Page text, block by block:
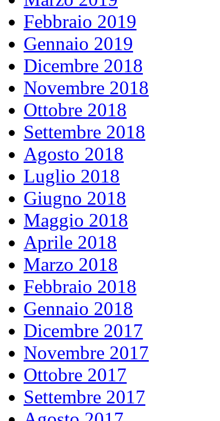
Febbraio 2019
Gennaio 2019
Dicembre 2018
Novembre 2018
Ottobre 2018
Settembre 2018
Agosto 2018
Luglio 2018
Giugno 2018
Maggio 2018
Aprile 2018
Marzo 2018
Febbraio 2018
Gennaio 2018
Dicembre 2017
Novembre 2017
Ottobre 2017
Settembre 2017